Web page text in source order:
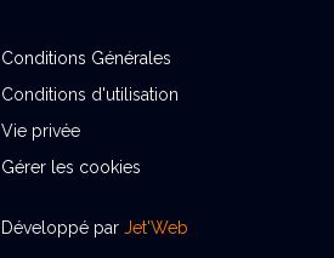
Conditions Générales
Conditions d'utilisation
Vie privée
Gérer les cookies
Développé par Jet'Web